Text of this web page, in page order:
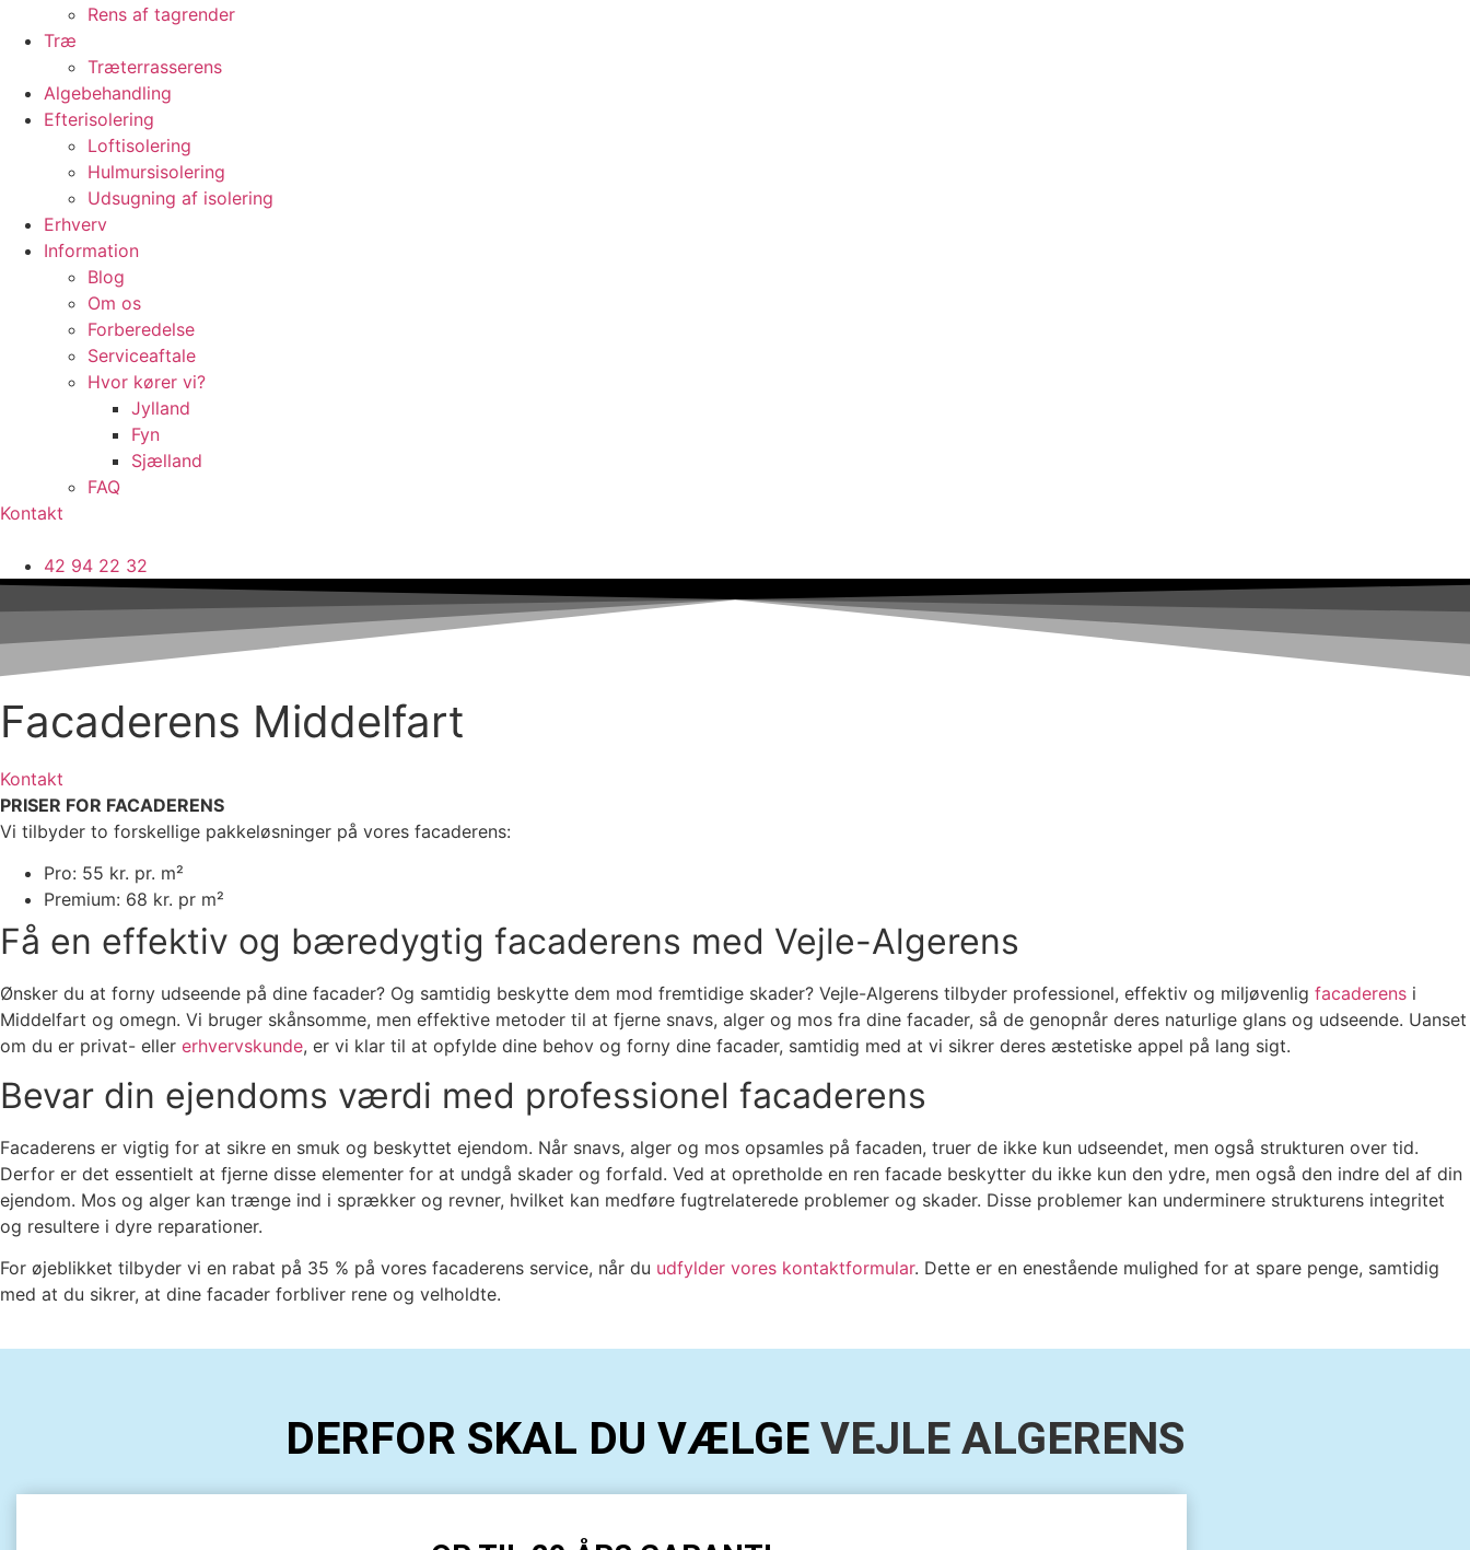
Rens af tagrender
Træ
Træterrasserens
Algebehandling
Efterisolering
Loftisolering
Hulmursisolering
Udsugning af isolering
Erhverv
Information
Blog
Om os
Forberedelse
Serviceaftale
Hvor kører vi?
Jylland
Fyn
Sjælland
FAQ
Kontakt
42 94 22 32
Facaderens Middelfart
Kontakt
PRISER FOR FACADERENS
Vi tilbyder to forskellige pakkeløsninger på vores facaderens:
Pro: 55 kr. pr. m²
Premium: 68 kr. pr m²
Få en effektiv og bæredygtig facaderens med Vejle-Algerens
Ønsker du at forny udseende på dine facader? Og samtidig beskytte dem mod fremtidige skader? Vejle-Algerens tilbyder professionel, effektiv og miljøvenlig facaderens i
Middelfart og omegn. Vi bruger skånsomme, men effektive metoder til at fjerne snavs, alger og mos fra dine facader, så de genopnår deres naturlige glans og udseende. Uanset
om du er privat- eller erhvervskunde, er vi klar til at opfylde dine behov og forny dine facader, samtidig med at vi sikrer deres æstetiske appel på lang sigt.
Bevar din ejendoms værdi med professionel facaderens
Facaderens er vigtig for at sikre en smuk og beskyttet ejendom. Når snavs, alger og mos opsamles på facaden, truer de ikke kun udseendet, men også strukturen over tid.
Derfor er det essentielt at fjerne disse elementer for at undgå skader og forfald. Ved at opretholde en ren facade beskytter du ikke kun den ydre, men også den indre del af din
ejendom. Mos og alger kan trænge ind i sprækker og revner, hvilket kan medføre fugtrelaterede problemer og skader. Disse problemer kan underminere strukturens integritet
og resultere i dyre reparationer.
For øjeblikket tilbyder vi en rabat på 35 % på vores facaderens service, når du udfylder vores kontaktformular. Dette er en enestående mulighed for at spare penge, samtidig
med at du sikrer, at dine facader forbliver rene og velholdte.
DERFOR SKAL DU VÆLGE VEJLE ALGERENS